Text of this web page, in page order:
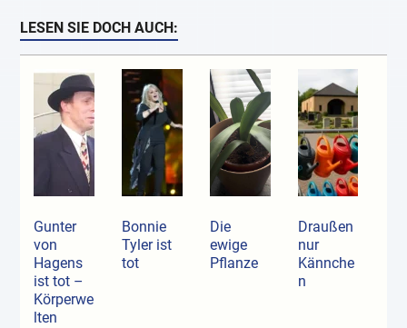
LESEN SIE DOCH AUCH:
Gunter
von
Hagens
ist tot –
Körperwe
lten
Bonnie
Tyler ist
tot
Die
ewige
Pflanze
Draußen
nur
Kännche
n